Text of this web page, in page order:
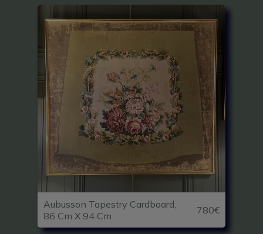
Aubusson Tapestry Cardboard,
86 Cm X 94 Cm
780€